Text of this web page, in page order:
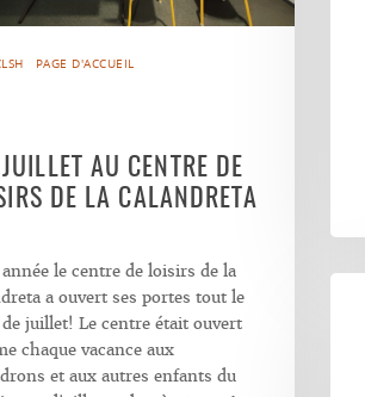
PAGE D'ACCUEIL
JUILLET AU CENTRE DE
DE LA CALANDRETA
année le centre de loisirs de la
a ouvert ses portes tout le
juillet! Le centre était ouvert
chaque vacance aux
et aux autres enfants du